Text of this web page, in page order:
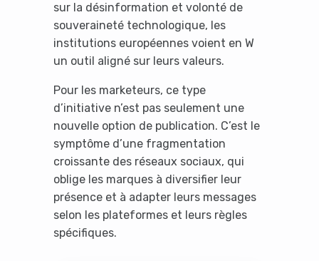
sur la désinformation et volonté de
souveraineté technologique, les
institutions européennes voient en W
un outil aligné sur leurs valeurs.
Pour les marketeurs, ce type
d’initiative n’est pas seulement une
nouvelle option de publication. C’est le
symptôme d’une fragmentation
croissante des réseaux sociaux, qui
oblige les marques à diversifier leur
présence et à adapter leurs messages
selon les plateformes et leurs règles
spécifiques.